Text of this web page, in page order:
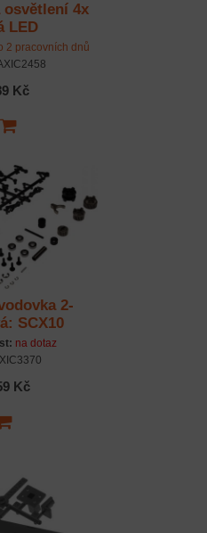
osvětlení 4x
LED
2 pracovních dnů
Kč
2-
SCX10
na dotaz
Kč